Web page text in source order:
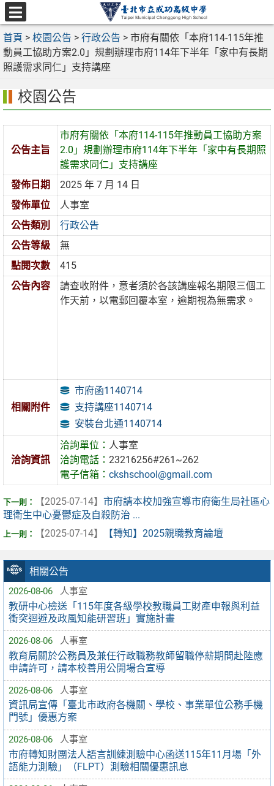
跳
至
主
要
內
選
單
首頁 > 校園公告 > 行政公告 > 市府有關依「本府114-115年推
動員工協助方案2.0」規劃辦理市府114年下半年「家中有長期
照護需求同仁」支持講座
相關公告
2026-08-06 人事室
教研中心檢送「115年度各級學校教職員工財產申報與利益
衝突迴避及政風知能研習班」實施計畫
2026-08-06 人事室
教育局關於公務員及兼任行政職務教師留職停薪期間赴陸應
申請許可，請本校善用公開場合宣導
2026-08-06 人事室
資訊局宣傳「臺北市政府各機關、學校、事業單位公務手機
門號」優惠方案
2026-08-06 人事室
市府轉知財團法人語言訓練測驗中心函送115年11月場「外
語能力測驗」（FLPT）測驗相關優惠訊息
校園公告
公告主旨
市府有關依「本府114-115年推動員工協助方案
2.0」規劃辦理市府114年下半年「家中有長期照
護需求同仁」支持講座
發佈日期
2025 年 7 月 14 日
發佈單位
人事室
公告類別
行政公告
公告等級
無
點閱次數
415
公告內容
請查收附件，意者須於各該講座報名期限三個工
作天前，以電郵回覆本室，逾期視為無需求。
相關附件
市府函1140714
支持講座1140714
安裝台北通1140714
洽詢資訊
洽詢單位： 人事室
洽詢電話：23216256#261~262
電子信箱：ckshschool@gmail.com
【2025-07-14】 市府請本校加強宣導市府衛生局社區心
理衛生中心憂鬱症及自殺防治 ...
【2025-07-14】
【轉知】2025親職教育論壇